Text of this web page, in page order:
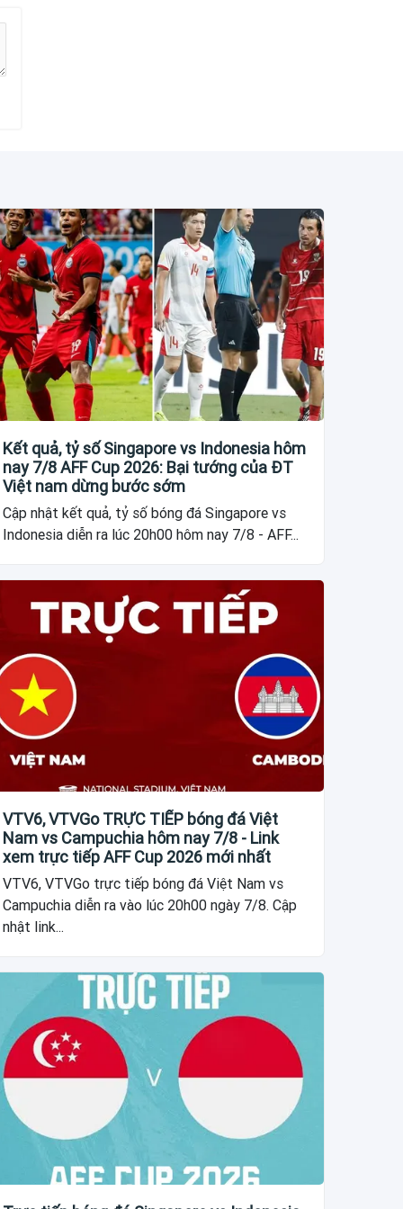
Kết quả, tỷ số Singapore vs Indonesia hôm
nay 7/8 AFF Cup 2026: Bại tướng của ĐT
Việt nam dừng bước sớm
Cập nhật kết quả, tỷ số bóng đá Singapore vs
Indonesia diễn ra lúc 20h00 hôm nay 7/8 - AFF...
VTV6, VTVGo TRỰC TIẾP bóng đá Việt
Nam vs Campuchia hôm nay 7/8 - Link
xem trực tiếp AFF Cup 2026 mới nhất
VTV6, VTVGo trực tiếp bóng đá Việt Nam vs
Campuchia diễn ra vào lúc 20h00 ngày 7/8. Cập
nhật link...